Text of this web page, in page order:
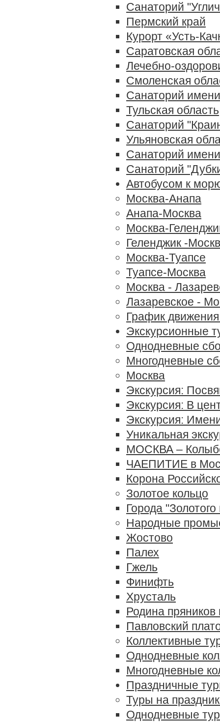
Санаторий
Пермский край
Курорт «Усть-
Саратовская
Лечебно-
Смоленская
Санаторий
Тульская область
Санаторий
Ульяновская
Санаторий
Санаторий
Автобусом к
Москва-Анапа
Анапа-Москва
Москва-
Геленджик -
Москва-Туапсе
Туапсе-Москва
Москва -
Лазаревское -
График
Экскурсионные
Однодневные
Многодневные
Москва
Экскурсия:
Экскурсия: В
Экскурсия:
Уникальная
МОСКВА –
ЧАЕПИТИЕ в
Корона
Золотое кольцо
Города "Золотого
Народные
Жостово
Палех
Гжель
Финифть
Хрусталь
Родина
Павловский
Коллективные
Однодневные
Многодневные
Праздничные
Туры на
Однодневные